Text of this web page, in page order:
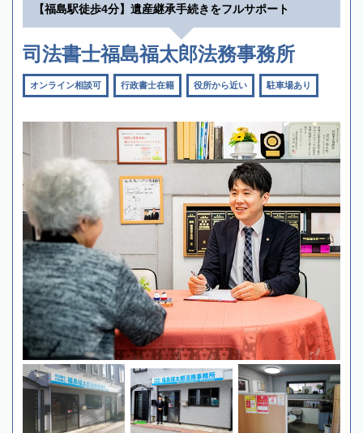
【福島駅徒歩4分】遺産継承手続きをフルサポート
司法書士福島福太郎法務事務所
オンライン相談可 行政書士在籍 役所から近い 駐車場あり